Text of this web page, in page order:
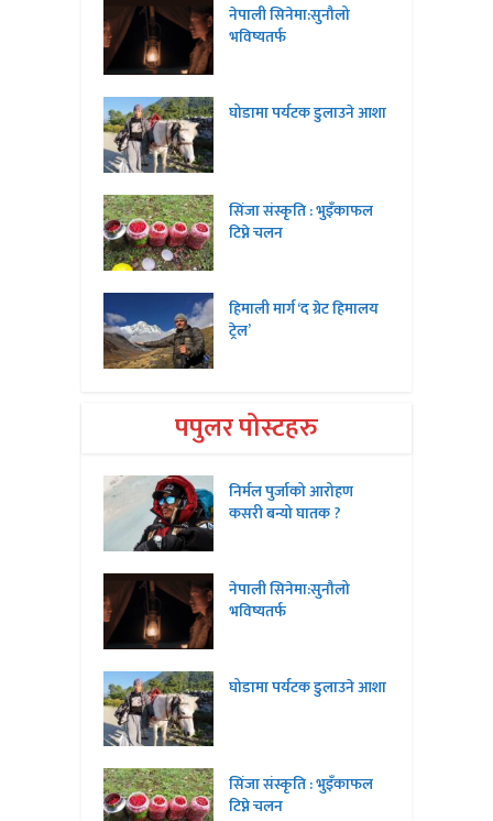
नेपाली सिनेमा:सुनौलो
भविष्यतर्फ
घोडामा पर्यटक डुलाउने आशा
सिंजा संस्कृति : भुइँकाफल
टिप्ने चलन
हिमाली मार्ग ‘द ग्रेट हिमालय
ट्रेल’
पपुलर पोस्टहरु
निर्मल पुर्जाको आरोहण
कसरी बन्यो घातक ?
नेपाली सिनेमा:सुनौलो
भविष्यतर्फ
घोडामा पर्यटक डुलाउने आशा
सिंजा संस्कृति : भुइँकाफल
टिप्ने चलन